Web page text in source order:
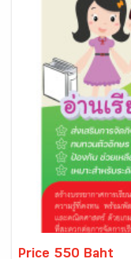
Price 550 Baht